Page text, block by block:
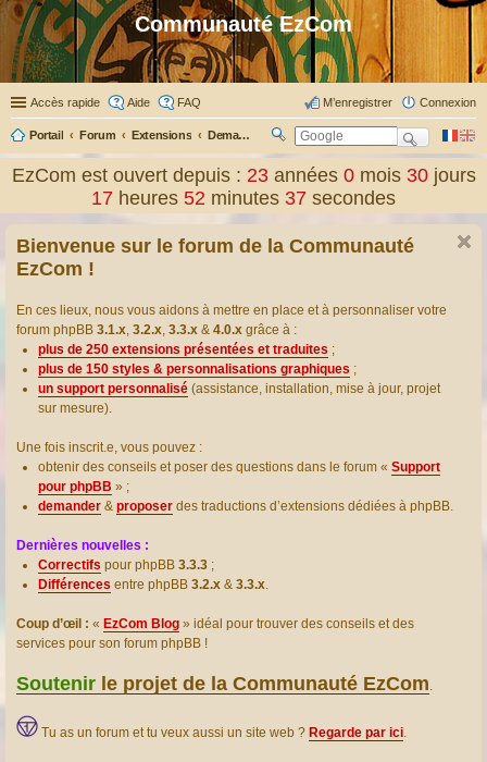
Communauté EzCom
Accès rapide Aide FAQ Connexion
M’enregistrer
Portail Forum Extensions Demander ou proposer des traductions d’extensions
ec
er
EzCom est ouvert depuis : 23 années0 mois30 jours
17 heures 52 minutes 38 secondes
Bienvenue sur le forum de la Communauté
EzCom !
En ces lieux, nous vous aidons à mettre en place et à personnaliser votre
forum phpBB 3.1.x, 3.2.x, 3.3.x & 4.0.x grâce à :
plus de 250 extensions présentées et traduites ;
plus de 150 styles & personnalisations graphiques ;
un support personnalisé (assistance, installation, mise à jour, projet
sur mesure).
Une fois inscrit.e, vous pouvez :
obtenir des conseils et poser des questions dans le forum « Support
pour phpBB » ;
demander & proposer des traductions d’extensions dédiées à phpBB.
Dernières nouvelles :
Correctifs pour phpBB 3.3.3 ;
Différences entre phpBB 3.2.x & 3.3.x.
Coup d’œil : « EzCom Blog » idéal pour trouver des conseils et des
services pour son forum phpBB !
Soutenir le projet de la Communauté EzCom.
Tu as un forum et tu veux aussi un site web ? Regarde par ici.